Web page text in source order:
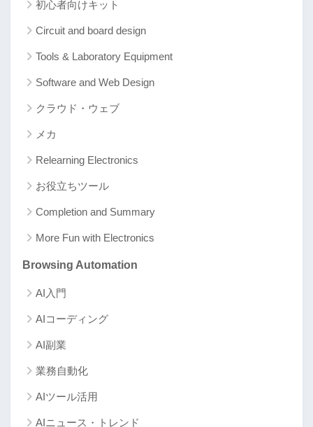
初心者向けキット
Circuit and board design
Tools & Laboratory Equipment
Software and Web Design
クラウド・ウェブ
メカ
Relearning Electronics
お役立ちツール
Completion and Summary
More Fun with Electronics
Browsing Automation
AI入門
AIコーディング
AI副業
業務自動化
AIツール活用
AIニュース・トレンド